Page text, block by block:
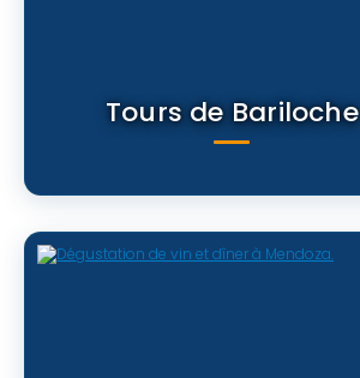
Tours de Bariloche